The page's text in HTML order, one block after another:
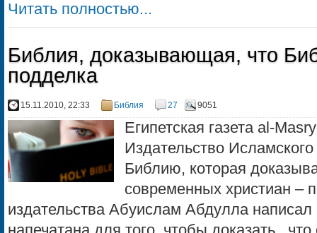
Читать полностью...
Библия, доказывающая, что
подделка
15.11.2010, 22:33 Библия 27 9051
Египетская газета al-
Издательство
Библию, которая
современных христиан –
издательства Абуислам Абдулла написал